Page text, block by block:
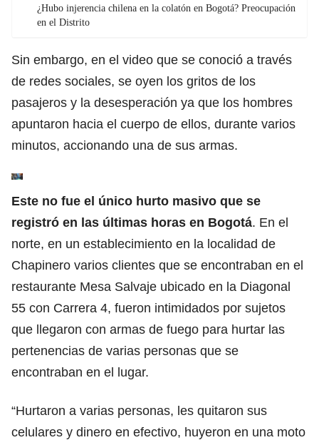
¿Hubo injerencia chilena en la colatón en Bogotá? Preocupación
en el Distrito
Sin embargo, en el video que se conoció a través
de redes sociales, se oyen los gritos de los
pasajeros y la desesperación ya que los hombres
apuntaron hacia el cuerpo de ellos, durante varios
minutos, accionando una de sus armas.
Este no fue el único hurto masivo que se
registró en las últimas horas en Bogotá. En el
norte, en un establecimiento en la localidad de
Chapinero varios clientes que se encontraban en el
restaurante Mesa Salvaje ubicado en la Diagonal
55 con Carrera 4, fueron intimidados por sujetos
que llegaron con armas de fuego para hurtar las
pertenencias de varias personas que se
encontraban en el lugar.
“Hurtaron a varias personas, les quitaron sus
celulares y dinero en efectivo, huyeron en una moto